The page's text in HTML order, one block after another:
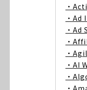
・
・
・Ad
・
・
・AI
・
・